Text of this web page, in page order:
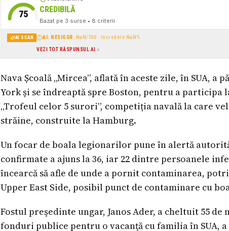
75 CREDIBILĂ
Bazat pe 3 surse • 8 criterii
AI SCAN AI: NESIGUR· NaN/100 · încredere NaN%
VEZI TOT RĂSPUNSUL AI
Nava Școală „Mircea”, aflată în aceste zile, în SUA,
York și se îndreaptă spre Boston, pentru a participa
„Trofeul celor 5 surori”, competiția navală la care
străine, construite la Hamburg.
Un focar de boala legionarilor pune în alertă
confirmate a ajuns la 36, iar 22 dintre persoanele
încearcă să afle de unde a pornit contaminarea,
Upper East Side, posibil punct de contaminare cu
Fostul preşedinte ungar, Janos Ader, a cheltuit 55
fonduri publice pentru o vacanţă cu familia în SUA,